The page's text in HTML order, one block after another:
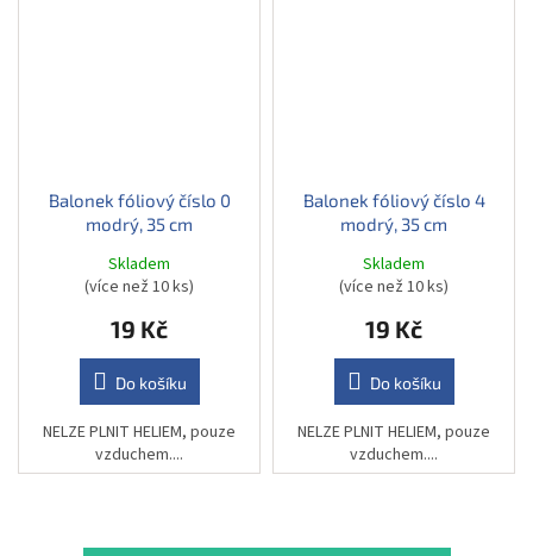
Balonek fóliový číslo 0
modrý, 35 cm
Skladem
(více než 10 ks)
19 Kč
Do košíku
NELZE PLNIT HELIEM, pouze
vzduchem....
Balonek fóliový číslo 4
modrý, 35 cm
Skladem
(více než 10 ks)
19 Kč
Do košíku
NELZE PLNIT HELIEM, pouze
vzduchem....